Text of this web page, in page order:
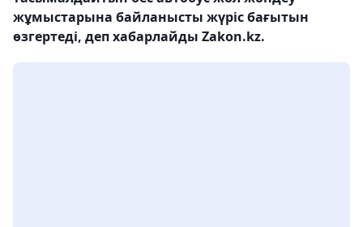
жұмыстарына байланысты жүріс бағытын
өзгертеді, деп хабарлайды Zakon.kz.